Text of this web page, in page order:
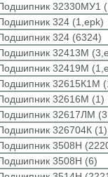
32330МУ1
324 (1,epk)
324 (6324)
32413М
32419М
32615К1М
32616М (1)
32617ЛМ
326704К (1)
3508Н
3508Н (6)